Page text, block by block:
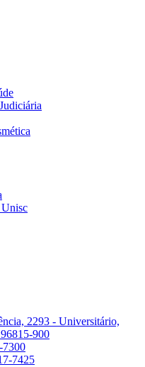
Unisc
2293 - Universitário,
900
7300
7425